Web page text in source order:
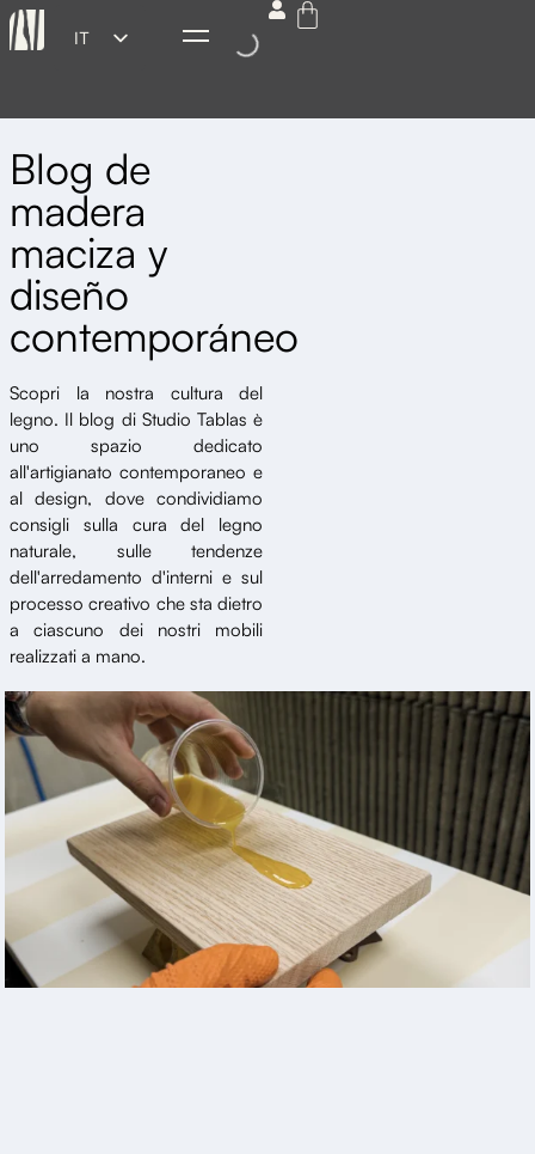
IT
EN
DE
Blog de
madera
maciza y
diseño
contemporáneo
Scopri la nostra cultura del
legno. Il blog di Studio Tablas è
uno spazio dedicato
all'artigianato contemporaneo e
al design, dove condividiamo
consigli sulla cura del legno
naturale, sulle tendenze
dell'arredamento d'interni e sul
processo creativo che sta dietro
a ciascuno dei nostri mobili
realizzati a mano.